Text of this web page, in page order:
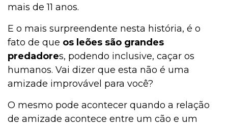
mais de 11 anos.
E o mais surpreendente nesta história, é o
fato de que os leões são grandes
predadores, podendo inclusive, caçar os
humanos. Vai dizer que esta não é uma
amizade improvável para você?
O mesmo pode acontecer quando a relação
de amizade acontece entre um cão e um